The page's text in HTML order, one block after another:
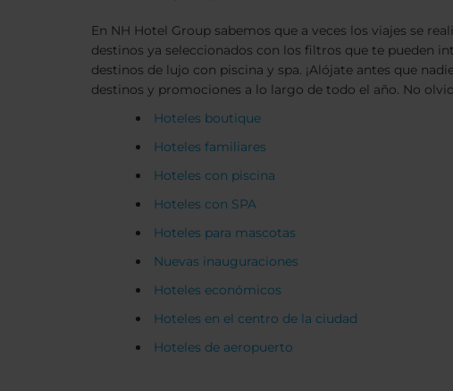
En NH Hotel Group sabemos que a veces los viajes se
destinos ya seleccionados con los filtros que te pueden
destinos de lujo con piscina y spa. ¡Alójate antes que
destinos y promociones a lo largo de todo el año. No
Hoteles boutique
Hoteles familiares
Hoteles con piscina
Hoteles con SPA
Hoteles para mascotas
Nuevas inauguraciones
Hoteles económicos
Hoteles en el centro de la ciudad
Hoteles de aeropuerto